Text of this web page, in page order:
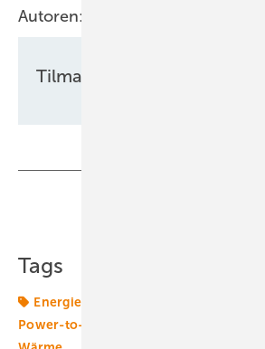
Autoren:
Tilman Weber
Tags
Energieversorger
Power-to-Heat